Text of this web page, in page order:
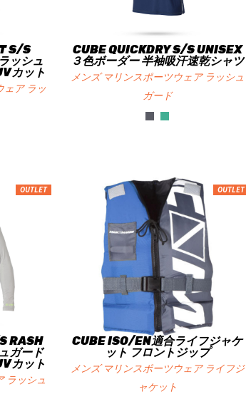
S/S
ッシュ
カット
ェア ラッ
CUBE QUICKDRY S/S UNISEX
３色ボーダー 半袖吸汗速乾シャツ
メンズ マリンスポーツウェア ラッシュ
ガード
OUTLET
RASH
ガード
カット
ラッシュ
OUTLET
CUBE ISO/EN適合ライフジャケ
ット フロントジップ
メンズ マリンスポーツウェア ライフジ
ャケット